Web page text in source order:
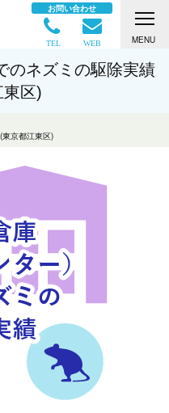
お問い合わせ
TEL WEB MENU
のネズミの駆除実績
東区)
京都江東区)